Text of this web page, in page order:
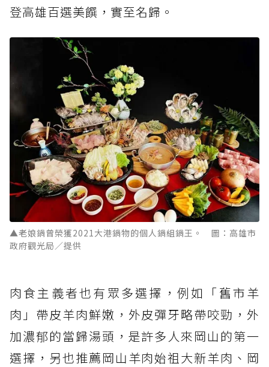
登高雄百選美饌，實至名歸。
▲老娘鍋曾榮獲2021大港鍋物的個人鍋組鍋王。 圖：高雄市
政府觀光局／提供
肉食主義者也有眾多選擇，例如「舊市羊
肉」帶皮羊肉鮮嫩，外皮彈牙略帶咬勁，外
加濃郁的當歸湯頭，是許多人來岡山的第一
選擇，另也推薦岡山羊肉始祖大新羊肉、岡